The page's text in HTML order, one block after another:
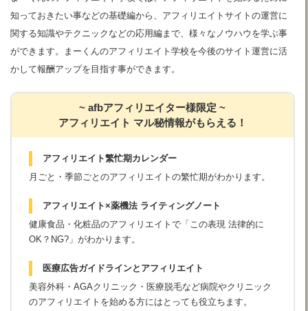
知っておきたい事などの基礎編から、アフィリエイトサイトの運営に
関する知識やテクニックなどの応用編まで、様々なノウハウを学ぶ事
ができます。まーくんのアフィリエイト学校を今後のサイト運営に活
かして報酬アップを目指す事ができます。
~ afbアフィリエイター様限定 ~
アフィリエイト マル秘情報がもらえる！
アフィリエイト繁忙期カレンダー
月ごと・季節ごとのアフィリエイトの繁忙期がわかります。
アフィリエイト×薬機法 ライティングノート
健康食品・化粧品のアフィリエイトで「この表現 法律的に
OK？NG?」がわかります。
医療広告ガイドラインとアフィリエイト
美容外科・AGAクリニック・医療脱毛など病院やクリニック
のアフィリエイトを始める方にはとっても役立ちます。